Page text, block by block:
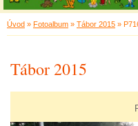
Úvod » Fotoalbum » Tábor 2015 »
Tábor 2015